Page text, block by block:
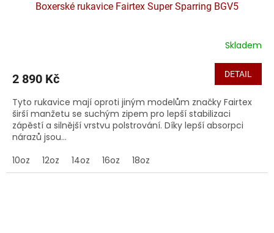
Boxerské rukavice Fairtex Super Sparring BGV5
Skladem
2 890 Kč DETAIL
Tyto rukavice mají oproti jiným modelům značky Fairtex
širší manžetu se suchým zipem pro lepší stabilizaci
zápěstí a silnější vrstvu polstrování. Díky lepší absorpci
nárazů jsou...
10oz
12oz 14oz 16oz 18oz